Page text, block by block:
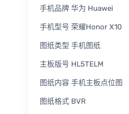
手机品牌 华为 Huawei
手机型号 荣耀Honor X10
图纸类型 手机图纸
主板版号 HL5TELM
图纸内容 手机主板点位图
图纸格式 BVR